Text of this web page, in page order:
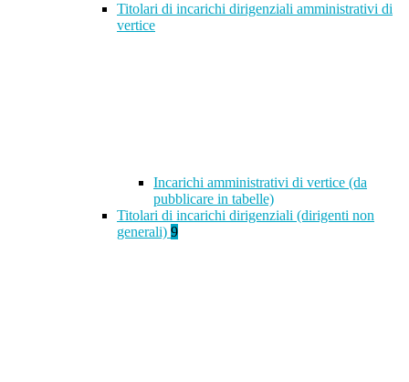
Titolari di incarichi dirigenziali amministrativi di
vertice
Incarichi amministrativi di vertice (da
pubblicare in tabelle)
Titolari di incarichi dirigenziali (dirigenti non
generali) 9